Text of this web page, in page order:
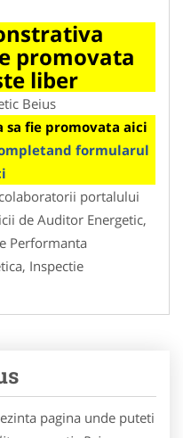
promovata
liber
Beius
sa fie promovata aici
formularul
portalului
de Auditor Energetic,
Performanta
Inspectie
pagina unde puteti